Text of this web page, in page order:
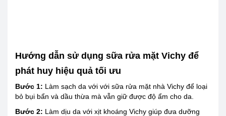
Hướng dẫn sử dụng sữa rửa mặt Vichy để
phát huy hiệu quả tối ưu
Bước 1: Làm sạch da với với sữa rửa mặt nhà Vichy để loại
bỏ bụi bẩn và dầu thừa mà vẫn giữ được độ ẩm cho da.
Bước 2: Làm dịu da với xịt khoáng Vichy giúp đưa dưỡng